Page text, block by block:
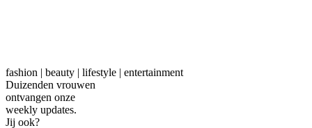
fashion | beauty | lifestyle | entertainment
Duizenden vrouwen
ontvangen onze
weekly updates.
Jij ook?